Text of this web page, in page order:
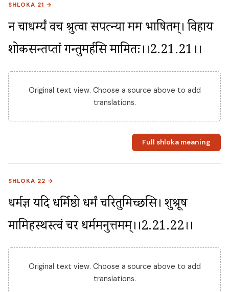
SHLOKA 21 →
न चाधर्म्यं वच श्रुत्वा सपत्न्या मम भाषितम्। विहाय
शोकसन्तप्तां गन्तुमर्हसि मामितः।।2.21.21।।
Original text view. Choose a source above to add
translations.
Full shloka meaning
SHLOKA 22 →
धर्मज्ञ यदि धर्मिष्ठो धर्मं चरितुमिच्छसि। शुश्रूष
मामिहस्थस्त्वं चर धर्ममनुत्तमम्।।2.21.22।।
Original text view. Choose a source above to add
translations.